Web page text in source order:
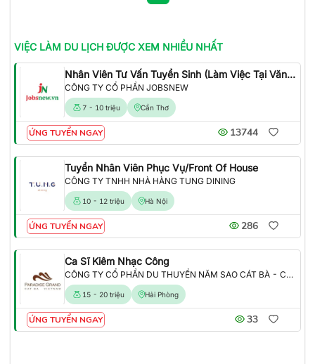
VIỆC LÀM DU LỊCH ĐƯỢC XEM NHIỀU NHẤT
Nhân Viên Tư Vấn Tuyển Sinh (Làm Việc Tại Văn Phòng)
CÔNG TY CỔ PHẦN JOBSNEW
7 - 10 triệu Cần Thơ
ỨNG TUYỂN NGAY 13744
Tuyển Nhân Viên Phục Vụ/Front Of House
CÔNG TY TNHH NHÀ HÀNG TUNG DINING
10 - 12 triệu Hà Nội
ỨNG TUYỂN NGAY 286
Ca Sĩ Kiêm Nhạc Công
CÔNG TY CỔ PHẦN DU THUYỀN NĂM SAO CÁT BÀ - CHI NHÁNH CÁT BÀ
15 - 20 triệu Hải Phòng
ỨNG TUYỂN NGAY 33